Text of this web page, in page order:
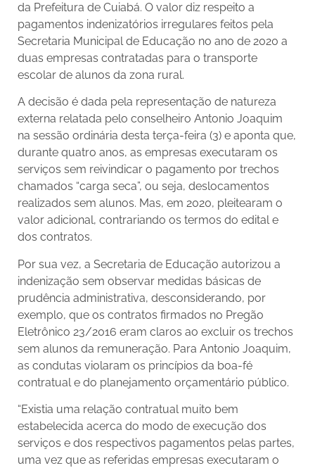
da Prefeitura de Cuiabá. O valor diz respeito a
pagamentos indenizatórios irregulares feitos pela
Secretaria Municipal de Educação no ano de 2020 a
duas empresas contratadas para o transporte
escolar de alunos da zona rural.
A decisão é dada pela representação de natureza
externa relatada pelo conselheiro Antonio Joaquim
na sessão ordinária desta terça-feira (3) e aponta que,
durante quatro anos, as empresas executaram os
serviços sem reivindicar o pagamento por trechos
chamados “carga seca”, ou seja, deslocamentos
realizados sem alunos. Mas, em 2020, pleitearam o
valor adicional, contrariando os termos do edital e
dos contratos.
Por sua vez, a Secretaria de Educação autorizou a
indenização sem observar medidas básicas de
prudência administrativa, desconsiderando, por
exemplo, que os contratos firmados no Pregão
Eletrônico 23/2016 eram claros ao excluir os trechos
sem alunos da remuneração. Para Antonio Joaquim,
as condutas violaram os princípios da boa-fé
contratual e do planejamento orçamentário público.
“Existia uma relação contratual muito bem
estabelecida acerca do modo de execução dos
serviços e dos respectivos pagamentos pelas partes,
uma vez que as referidas empresas executaram o